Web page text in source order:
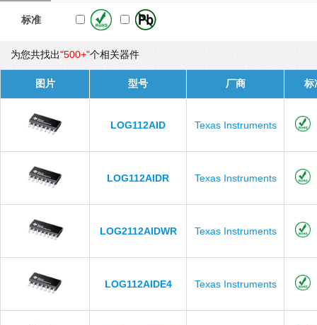
标准
为您共找出"500+"个相关器件
图片 型号 厂商 标
LOG112AID Texas Instruments
LOG112AIDR Texas Instruments
LOG2112AIDWR Texas Instruments
LOG112AIDE4 Texas Instruments